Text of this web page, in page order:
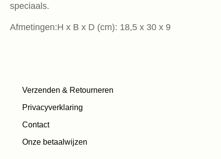
speciaals.
Afmetingen:H x B x D (cm): 18,5 x 30 x 9
Verzenden & Retourneren
Privacyverklaring
Contact
Onze betaalwijzen